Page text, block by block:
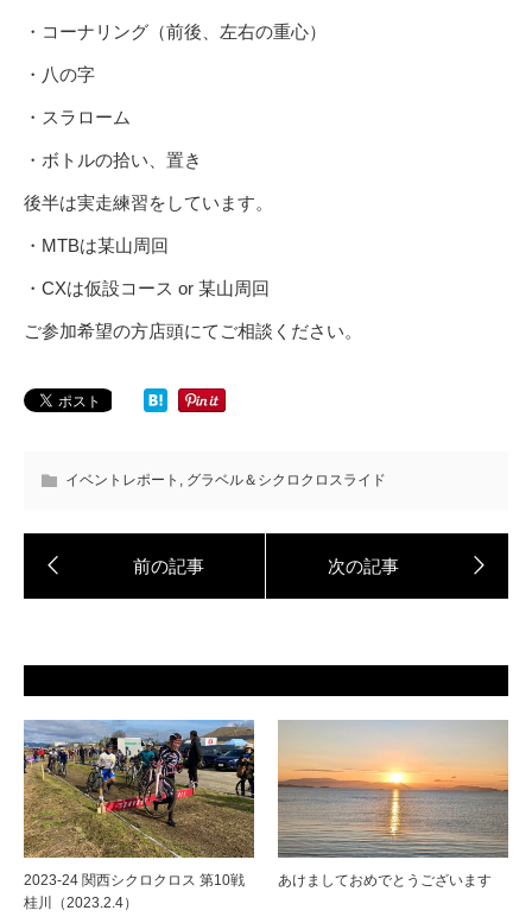
・コーナリング（前後、左右の重心）
・八の字
・スラローム
・ボトルの拾い、置き
後半は実走練習をしています。
・MTBは某山周回
・CXは仮設コース or 某山周回
ご参加希望の方店頭にてご相談ください。
イベントレポート グラベル＆シクロクロスライド
2023-24 関西シクロクロス 第10戦
桂川（2023.2.4）
あけましておめでとうございます